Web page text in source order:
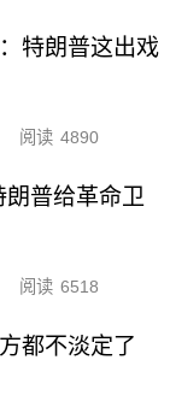
特朗普这出戏
阅读 4890
普给革命卫
阅读 6518
都不淡定了